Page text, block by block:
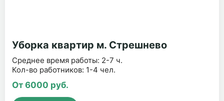
Уборка квартир м. Стрешнево
Среднее время работы: 2-7 ч.
Кол-во работников: 1-4 чел.
От 6000 руб.